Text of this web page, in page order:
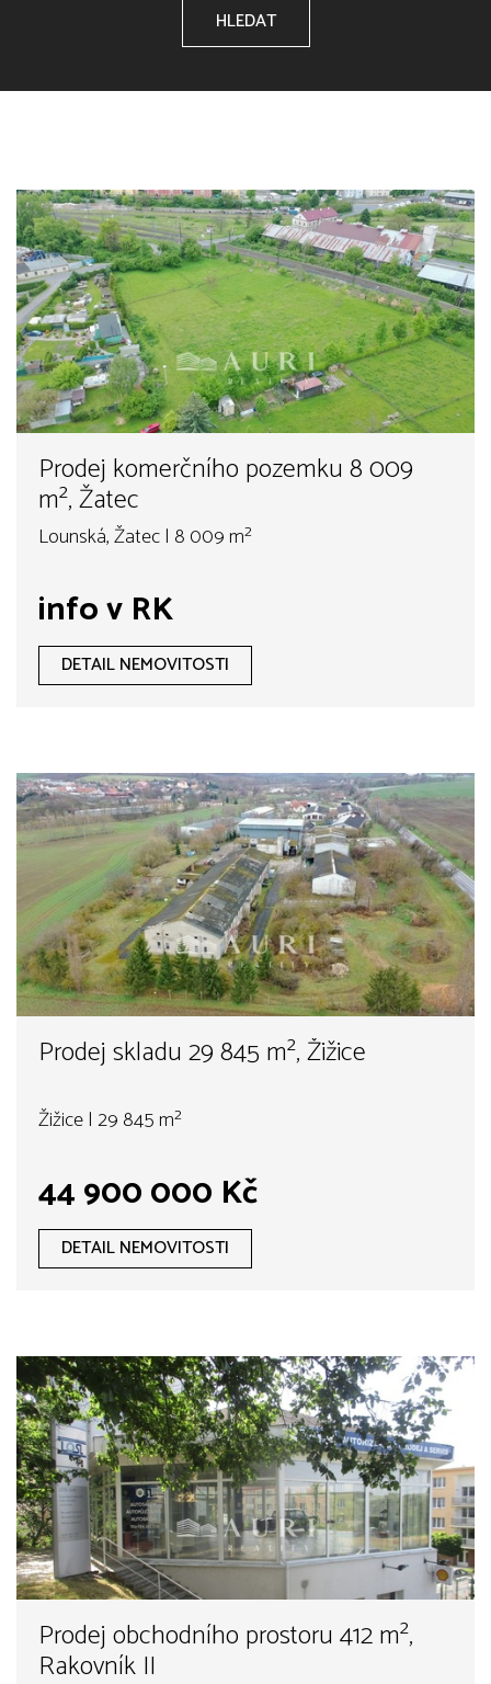
HLEDAT
Prodej komerčního pozemku 8 009
m², Žatec
Lounská, Žatec | 8 009 m²
info v RK
DETAIL NEMOVITOSTI
Prodej skladu 29 845 m², Žižice
Žižice | 29 845 m²
44 900 000 Kč
DETAIL NEMOVITOSTI
Prodej obchodního prostoru 412 m²,
Rakovník II